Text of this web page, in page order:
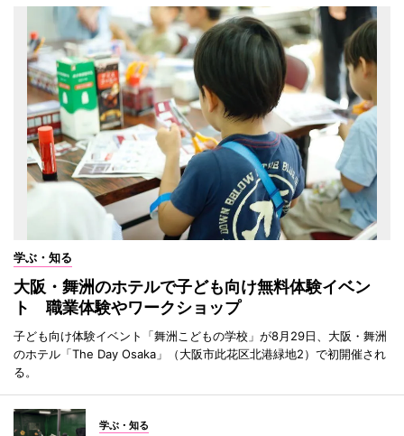
学ぶ・知る
大阪・舞洲のホテルで子ども向け無料体験イベン
ト 職業体験やワークショップ
子ども向け体験イベント「舞洲こどもの学校」が8月29日、大阪・舞洲
のホテル「The Day Osaka」（大阪市此花区北港緑地2）で初開催され
る。
学ぶ・知る